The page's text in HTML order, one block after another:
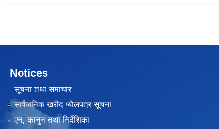
Notices
सूचना तथा समाचार
सार्वजनिक खरीद /बोलपत्र सूचना
एन, कानुन तथा निर्देशिका